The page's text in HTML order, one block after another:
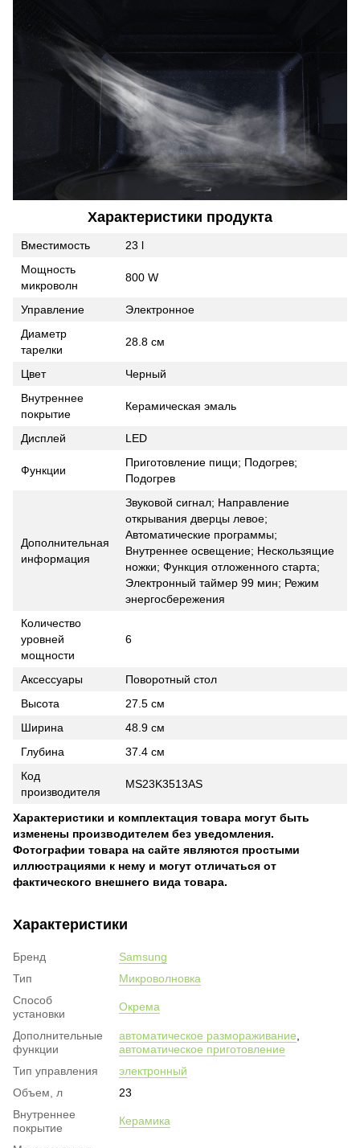
Характеристики продукта
Вместимость
23 l
Мощность
микроволн
800 W
Управление
Электронное
Диаметр
тарелки
28.8 см
Цвет
Черный
Внутреннее
покрытие
Керамическая эмаль
Дисплей LED
Функции
Приготовление пищи; Подогрев;
Подогрев
Дополнительная
информация
Звуковой сигнал; Направление
открывания дверцы левое;
Автоматические программы;
Внутреннее освещение; Нескользящие
ножки; Функция отложенного старта;
Электронный таймер 99 мин; Режим
энергосбережения
Количество
уровней
мощности
6
Аксессуары
Поворотный стол
Высота
27.5 см
Ширина
48.9 см
Глубина
37.4 см
Код
производителя
MS23K3513AS
Характеристики и комплектация товара могут быть
изменены производителем без уведомления.
Фотографии товара на сайте являются простыми
иллюстрациями к нему и могут отличаться от
фактического внешнего вида товара.
Характеристики
Бренд
Samsung
Тип
Микроволновка
Способ
установки
Окрема
Дополнительные
функции
автоматическое размораживание
автоматическое приготовление
Тип управления
электронный
Объем, л
23
Внутреннее
покрытие
Керамика